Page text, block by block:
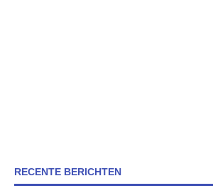
RECENTE BERICHTEN